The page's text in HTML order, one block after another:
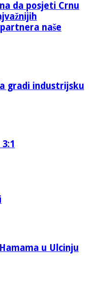
da posjeti Crnu
naše
gradi industrijsku
u Ulcinju